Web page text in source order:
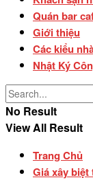
Quán bar
Giới thiệu
Các kiểu
Nhật Ký
No Result
View All Result
Trang Chủ
Giá xây